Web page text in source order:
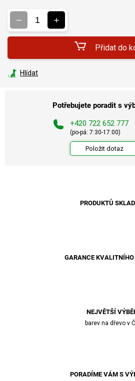
Přidat do
Hlídat
Potřebujete poradit s
+420 722 652 777
(po-pá: 7:30-17:00)
Položit dotaz
PRODUKTŮ
GARANCE KVALITNÍHO
NEJVĚTŠÍ
barev na dřevo v
PORADÍME VÁM S